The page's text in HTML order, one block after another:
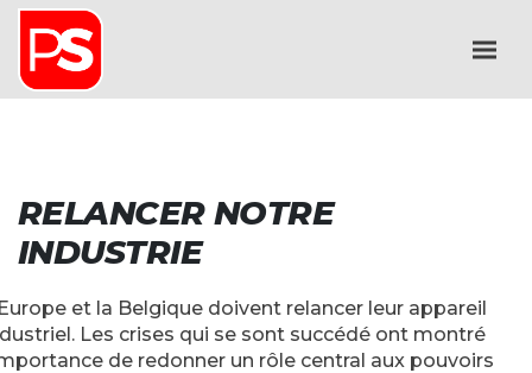
RELANCER NOTRE
INDUSTRIE
et la Belgique doivent relancer leur appareil
Les crises qui se sont succédé ont montré
de redonner un rôle central aux pouvoirs